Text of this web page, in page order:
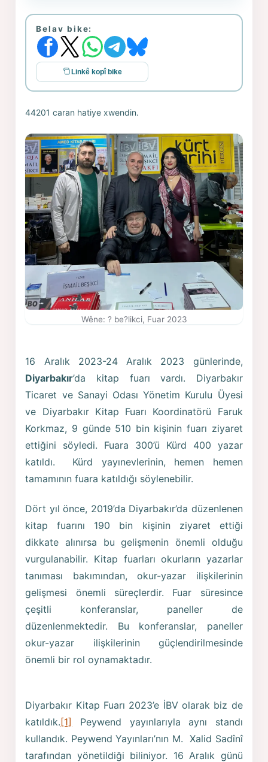
Belav bike:
Linkê kopî bike
44201 caran hatiye xwendin.
Wêne: ? be?likci, Fuar 2023
16 Aralık 2023-24 Aralık 2023 günlerinde,
Diyarbakır’da kitap fuarı vardı. Diyarbakır
Ticaret ve Sanayi Odası Yönetim Kurulu Üyesi
ve Diyarbakır Kitap Fuarı Koordinatörü Faruk
Korkmaz, 9 günde 510 bin kişinin fuarı ziyaret
ettiğini söyledi. Fuara 300’ü Kürd 400 yazar
katıldı. Kürd yayınevlerinin, hemen hemen
tamamının fuara katıldığı söylenebilir.
Dört yıl önce, 2019’da Diyarbakır’da düzenlenen
kitap fuarını 190 bin kişinin ziyaret ettiği
dikkate alınırsa bu gelişmenin önemli olduğu
vurgulanabilir. Kitap fuarları okurların yazarlar
tanıması bakımından, okur-yazar ilişkilerinin
gelişmesi önemli süreçlerdir. Fuar süresince
çeşitli konferanslar, paneller de
düzenlenmektedir. Bu konferanslar, paneller
okur-yazar ilişkilerinin güçlendirilmesinde
önemli bir rol oynamaktadır.
Diyarbakır Kitap Fuarı 2023’e İBV olarak biz de
katıldık.[1]
Peywend yayınlarıyla aynı standı
kullandık. Peywend Yayınları’nın M. Xalid Sadînî
tarafından yönetildiği biliniyor. 16 Aralık günü